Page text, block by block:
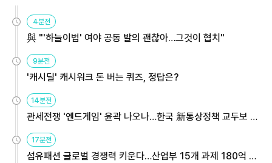
4분전
與 "'하늘이법' 여야 공동 발의 괜찮아…그것이 협치"
9분전
'캐시딜' 캐시워크 돈 버는 퀴즈, 정답은?
14분전
관세전쟁 '엔드게임' 윤곽 나오나…한국 新통상정책 교두보 활
용해야
17분전
섬유패션 글로벌 경쟁력 키운다…산업부 15개 과제 180억 지